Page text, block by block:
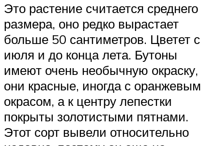
Это растение считается среднего
размера, оно редко вырастает
больше 50 сантиметров. Цветет с
июля и до конца лета. Бутоны
имеют очень необычную окраску,
они красные, иногда с оранжевым
окрасом, а к центру лепестки
покрыты золотистыми пятнами.
Этот сорт вывели относительно